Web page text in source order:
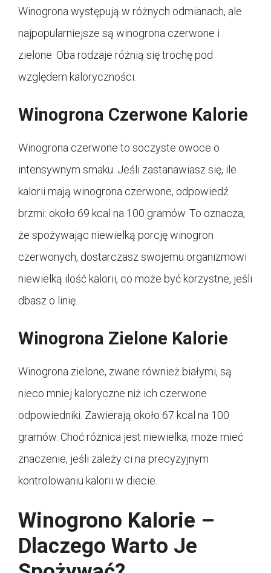
Winogrona występują w różnych odmianach, ale
najpopularniejsze są winogrona czerwone i
zielone. Oba rodzaje różnią się trochę pod
względem kaloryczności.
Winogrona Czerwone Kalorie
Winogrona czerwone to soczyste owoce o
intensywnym smaku. Jeśli zastanawiasz się, ile
kalorii mają winogrona czerwone, odpowiedź
brzmi: około 69 kcal na 100 gramów. To oznacza,
że spożywając niewielką porcję winogron
czerwonych, dostarczasz swojemu organizmowi
niewielką ilość kalorii, co może być korzystne, jeśli
dbasz o linię.
Winogrona Zielone Kalorie
Winogrona zielone, zwane również białymi, są
nieco mniej kaloryczne niż ich czerwone
odpowiedniki. Zawierają około 67 kcal na 100
gramów. Choć różnica jest niewielka, może mieć
znaczenie, jeśli zależy ci na precyzyjnym
kontrolowaniu kalorii w diecie.
Winogrono Kalorie –
Dlaczego Warto Je